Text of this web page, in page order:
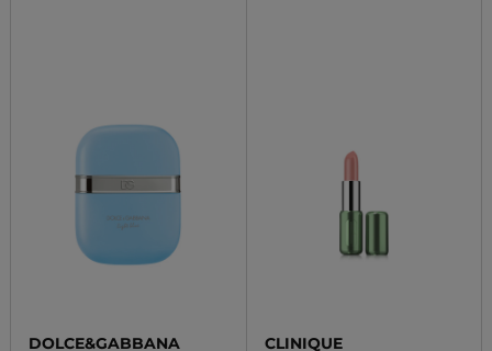
DOLCE&GABBANA
CLINIQUE